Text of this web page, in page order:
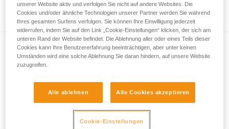
ZIGZAG
Position der Hand am ZIGZAG
unserer Website aktiv und verfolgen Sie nicht auf andere Websites. Die
Cookies und/oder ähnliche Technologien unserer Partner werden Sie während
Ihres gesamten Surfens verfolgen. Sie können Ihre Einwilligung jederzeit
widerrufen, indem Sie auf den Link „Cookie-Einstellungen“ klicken, der sich am
unteren Rand der Website befindet. Die Ablehnung aller oder eines Teils dieser
Cookies kann Ihre Benutzererfahrung beeinträchtigen, aber unter keinen
Umständen wird eine solche Ablehnung Sie daran hindern, auf unsere Website
zuzugreifen.
Alle ablehnen Alle Cookies akzeptieren
Cookie-Einstellungen